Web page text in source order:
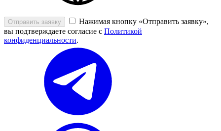
Отправить заявку
Нажимая кнопку «Отправить заявку»,
вы подтверждаете согласие с Политикой
конфиденциальности.